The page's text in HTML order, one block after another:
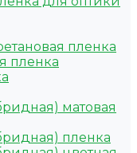
пленка
пленка
матовая
пленка